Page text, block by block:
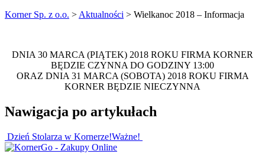
Korner Sp. z o.o. > Aktualności > Wielkanoc 2018 – Informacja
DNIA 30 MARCA (PIĄTEK) 2018 ROKU FIRMA KORNER
BĘDZIE CZYNNA DO GODZINY 13:00
ORAZ DNIA 31 MARCA (SOBOTA) 2018 ROKU FIRMA
KORNER BĘDZIE NIECZYNNA
Nawigacja po artykułach
Dzień Stolarza w Kornerze!Ważne!